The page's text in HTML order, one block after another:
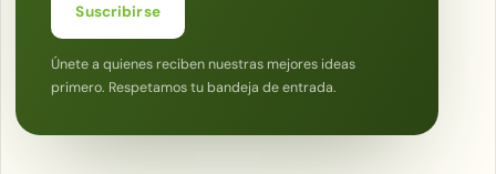
Suscribirse
Únete a quienes reciben nuestras mejores ideas
primero. Respetamos tu bandeja de entrada.